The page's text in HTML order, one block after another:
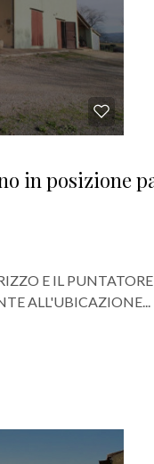
in posizione
E IL
ALL'UBICAZIONE...